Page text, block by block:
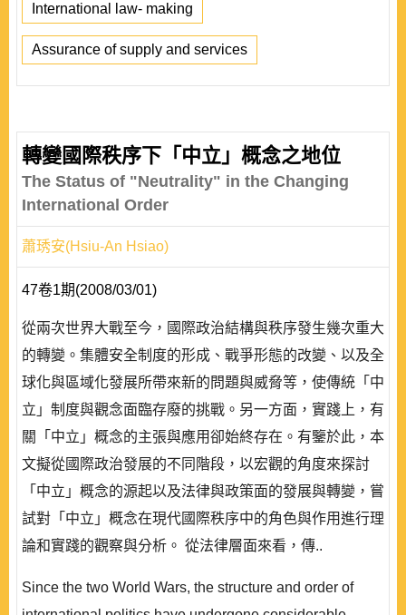
International law- making
Assurance of supply and services
轉變國際秩序下「中立」概念之地位
The Status of "Neutrality" in the Changing
International Order
蕭琇安(Hsiu-An Hsiao)
47卷1期(2008/03/01)
從兩次世界大戰至今，國際政治結構與秩序發生幾次重大
的轉變。集體安全制度的形成、戰爭形態的改變、以及全
球化與區域化發展所帶來新的問題與威脅等，使傳統「中
立」制度與觀念面臨存廢的挑戰。另一方面，實踐上，有
關「中立」概念的主張與應用卻始終存在。有鑒於此，本
文擬從國際政治發展的不同階段，以宏觀的角度來探討
「中立」概念的源起以及法律與政策面的發展與轉變，嘗
試對「中立」概念在現代國際秩序中的角色與作用進行理
論和實踐的觀察與分析。 從法律層面來看，傳..
Since the two World Wars, the structure and order of